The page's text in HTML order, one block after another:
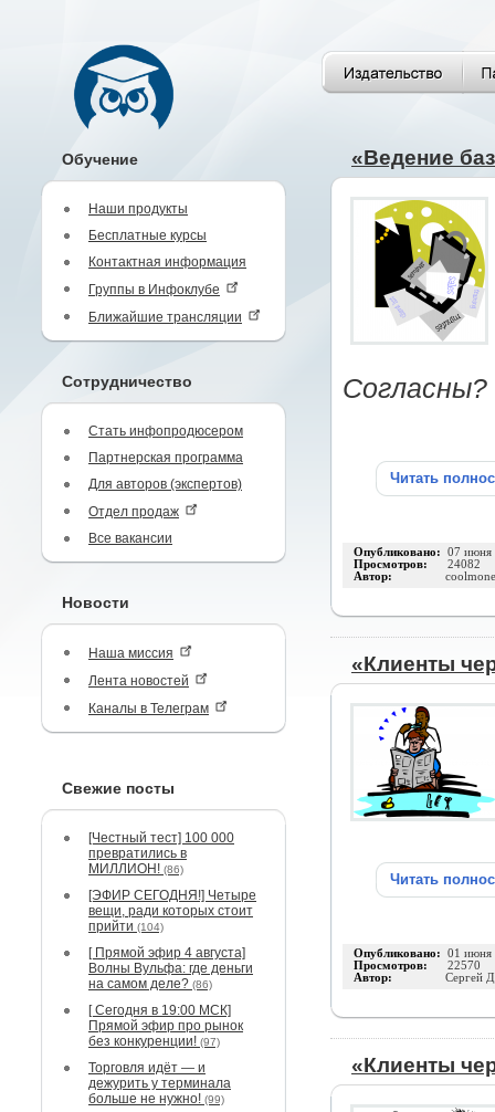
Обучение
Наши продукты
Бесплатные курсы
Контактная информация
Группы в Инфоклубе
Ближайшие трансляции
Сотрудничество
Стать инфопродюсером
Партнерская программа
Для авторов (экспертов)
Отдел продаж
Все вакансии
Новости
Наша миссия
Лента новостей
Каналы в Телеграм
Свежие посты
[Честный тест] 100 000
превратились в
МИЛЛИОН! (86)
[ЭФИР СЕГОДНЯ!] Четыре
вещи, ради которых стоит
прийти (104)
[ Прямой эфир 4 августа]
Волны Вульфа: где деньги
на самом деле? (86)
[ Сегодня в 19:00 МСК]
Прямой эфир про рынок
без конкуренции! (97)
Торговля идёт — и
дежурить у терминала
больше не нужно! (99)
«Ведение
Согласны?
Читать
Опубликовано: 07 июня
Просмотров: 24082
Автор:
«Клиенты
Читать
Опубликовано: 01 июня
Просмотров: 22570
Автор: Сергей
«Клиенты